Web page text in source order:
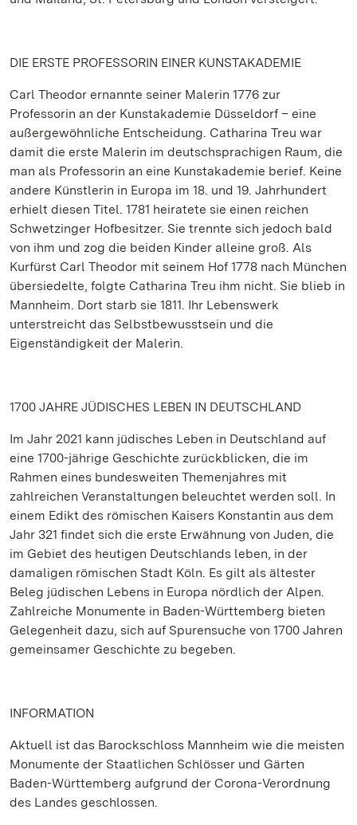
DIE ERSTE PROFESSORIN EINER KUNSTAKADEMIE
Carl Theodor ernannte seiner Malerin 1776 zur
Professorin an der Kunstakademie Düsseldorf – eine
außergewöhnliche Entscheidung. Catharina Treu war
damit die erste Malerin im deutschsprachigen Raum, die
man als Professorin an eine Kunstakademie berief. Keine
andere Künstlerin in Europa im 18. und 19. Jahrhundert
erhielt diesen Titel. 1781 heiratete sie einen reichen
Schwetzinger Hofbesitzer. Sie trennte sich jedoch bald
von ihm und zog die beiden Kinder alleine groß. Als
Kurfürst Carl Theodor mit seinem Hof 1778 nach München
übersiedelte, folgte Catharina Treu ihm nicht. Sie blieb in
Mannheim. Dort starb sie 1811. Ihr Lebenswerk
unterstreicht das Selbstbewusstsein und die
Eigenständigkeit der Malerin.
1700 JAHRE JÜDISCHES LEBEN IN DEUTSCHLAND
Im Jahr 2021 kann jüdisches Leben in Deutschland auf
eine 1700-jährige Geschichte zurückblicken, die im
Rahmen eines bundesweiten Themenjahres mit
zahlreichen Veranstaltungen beleuchtet werden soll. In
einem Edikt des römischen Kaisers Konstantin aus dem
Jahr 321 findet sich die erste Erwähnung von Juden, die
im Gebiet des heutigen Deutschlands leben, in der
damaligen römischen Stadt Köln. Es gilt als ältester
Beleg jüdischen Lebens in Europa nördlich der Alpen.
Zahlreiche Monumente in Baden-Württemberg bieten
Gelegenheit dazu, sich auf Spurensuche von 1700 Jahren
gemeinsamer Geschichte zu begeben.
INFORMATION
Aktuell ist das Barockschloss Mannheim wie die meisten
Monumente der Staatlichen Schlösser und Gärten
Baden-Württemberg aufgrund der Corona-Verordnung
des Landes geschlossen.